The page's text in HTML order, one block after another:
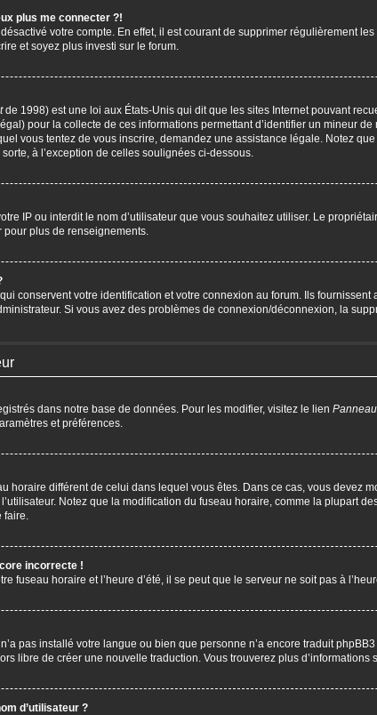
plus me connecter ?!
votre compte. En effet, il est courant de supprimer régulièrement
et soyez plus investi sur le forum.
de 1998) est une loi aux États-Unis qui dit que les sites Internet pouvant
pour la collecte de ces informations permettant d’identifier un mineur
vous tentez de vous inscrire, demandez une assistance légale. Notez
à l’exception de celles soulignées ci-dessous.
IP ou interdit le nom d’utilisateur que vous souhaitez utiliser. Le
pour plus de renseignements.
conservent votre identification et votre connexion au forum. Ils
Si vous avez des problèmes de connexion/déconnexion, la
dans notre base de données. Pour les modifier, visitez le lien
et préférences.
horaire différent de celui dans lequel vous êtes. Dans ce cas, vous devez
Notez que la modification du fuseau horaire, comme la plupart
faire.
incorrecte !
fuseau horaire et l’heure d’été, il se peut que le serveur ne soit pas à
pas installé votre langue ou bien que personne n’a encore traduit
libre de créer une nouvelle traduction. Vous trouverez plus
d’utilisateur ?